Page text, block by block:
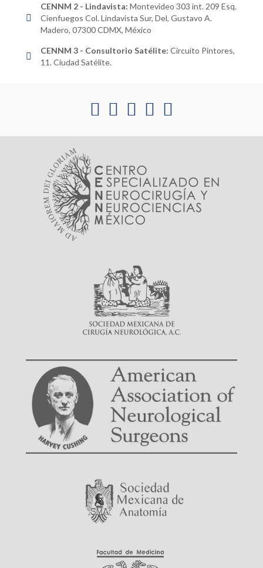
CENNM 2 - Lindavista: Montevideo 303 int. 209 Esq.
Cienfuegos Col. Lindavista Sur, Del, Gustavo A.
Madero, 07300 CDMX, México
CENNM 3 - Consultorio Satélite: Circuito Pintores,
11. Ciudad Satélite.